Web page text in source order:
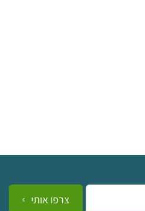
צרפו אותי